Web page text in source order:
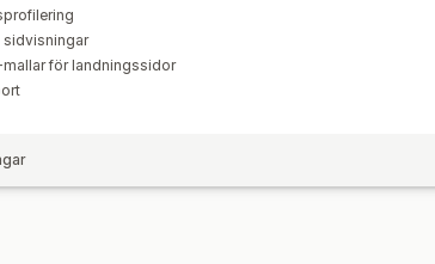
sidvisningar
mallar för landningssidor